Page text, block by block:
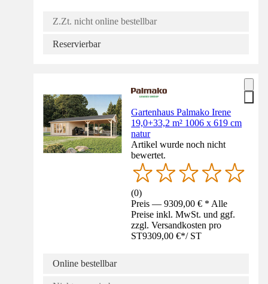
Z.Zt. nicht online bestellbar
Reservierbar
Gartenhaus Palmako Irene
19,0+33,2 m² 1006 x 619 cm
natur
Artikel wurde noch nicht
bewertet.
(0)
Preis — 9309,00 € * Alle
Preise inkl. MwSt. und ggf.
zzgl. Versandkosten pro
ST9309,00 €*/ ST
Online bestellbar